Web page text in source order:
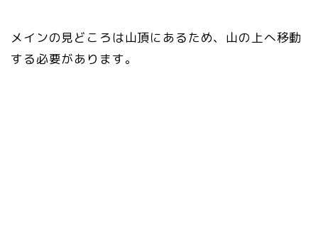
メインの見どころは山頂にあるため、山の上へ移動
する必要があります。